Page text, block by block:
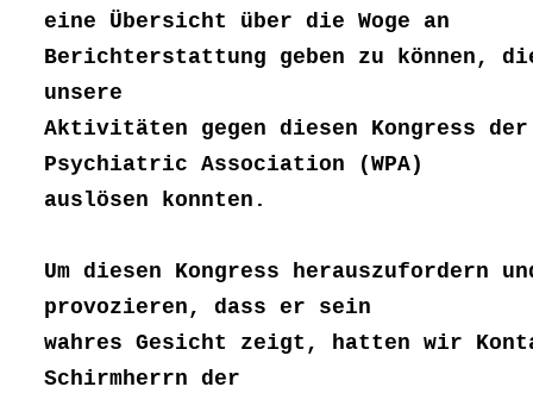
eine Übersicht über die Woge an
Berichterstattung geben zu können,
unsere
Aktivitäten gegen diesen Kongress der
Psychiatric Association (WPA)
auslösen konnten.
Um diesen Kongress herauszufordern
provozieren, dass er sein
wahres Gesicht zeigt, hatten wir
Schirmherrn der